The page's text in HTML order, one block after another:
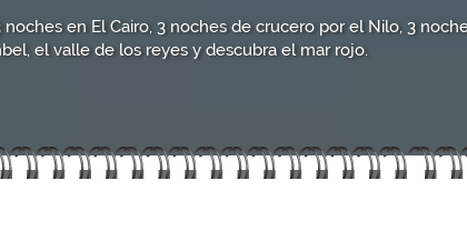
en El Cairo, 3 noches de crucero por el Nilo, 3
el valle de los reyes y descubra el mar rojo.